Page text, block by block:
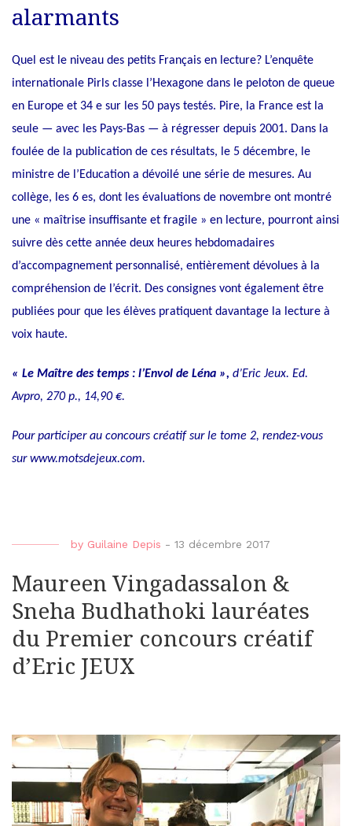
alarmants
Quel est le niveau des petits Français en lecture? L’enquête
internationale Pirls classe l’Hexagone dans le peloton de queue
en Europe et 34 e sur les 50 pays testés. Pire, la France est la
seule — avec les Pays-Bas — à régresser depuis 2001. Dans la
foulée de la publication de ces résultats, le 5 décembre, le
ministre de l’Education a dévoilé une série de mesures. Au
collège, les 6 es, dont les évaluations de novembre ont montré
une « maîtrise insuffisante et fragile » en lecture, pourront ainsi
suivre dès cette année deux heures hebdomadaires
d’accompagnement personnalisé, entièrement dévolues à la
compréhension de l’écrit. Des consignes vont également être
publiées pour que les élèves pratiquent davantage la lecture à
voix haute.
« Le Maître des temps : l’Envol de Léna », d’Eric Jeux. Ed.
Avpro, 270 p., 14,90 €.
Pour participer au concours créatif sur le tome 2, rendez-vous
surwww.motsdejeux.com.
by Guilaine Depis - 13 décembre 2017
Maureen Vingadassalon &
Sneha Budhathoki lauréates
du Premier concours créatif
d’Eric JEUX